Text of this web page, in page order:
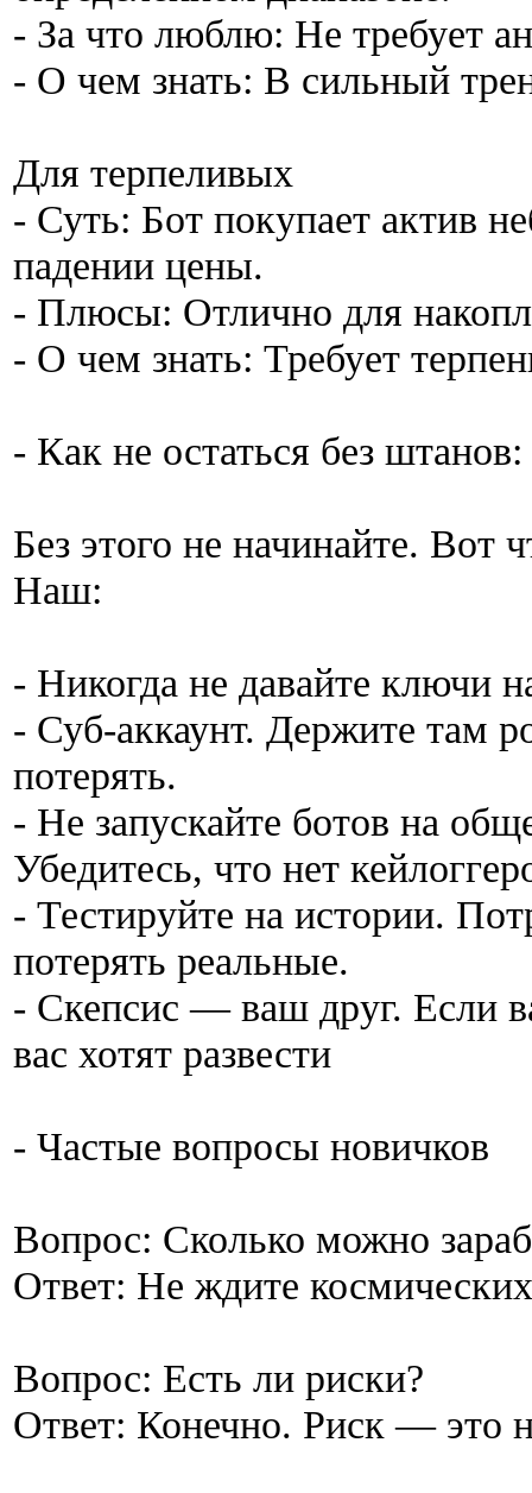
- За что люблю: Не требует
- О чем знать: В сильный
Для терпеливых
- Суть: Бот покупает актив
падении цены.
- Плюсы: Отлично для
- О чем знать: Требует
- Как не остаться без
Без этого не начинайте. Вот
Наш:
- Никогда не давайте ключи
- Суб-аккаунт. Держите там
потерять.
- Не запускайте ботов на
Убедитесь, что нет
- Тестируйте на истории.
потерять реальные.
- Скепсис — ваш друг. Если
вас хотят развести
- Частые вопросы новичков
Вопрос: Сколько можно
Ответ: Не ждите
Вопрос: Есть ли риски?
Ответ: Конечно. Риск — это